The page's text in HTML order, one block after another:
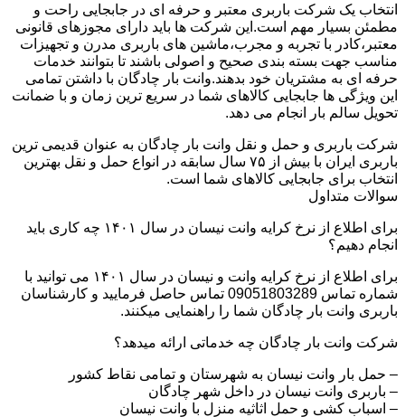
انتخاب یک شرکت باربری معتبر و حرفه ای در جابجایی راحت و
مطمئن بسیار مهم است.این شرکت ها باید دارای مجوزهای قانونی
معتبر،کادر با تجربه و مجرب،ماشین های باربری مدرن و تجهیزات
مناسب جهت بسته بندی صحیح و اصولی باشند تا بتوانند خدمات
حرفه ای به مشتریان خود بدهند.وانت بار چادگان با داشتن تمامی
این ویژگی ها جابجایی کالاهای شما در سریع ترین زمان و با ضمانت
تحویل سالم بار انجام می دهد.
شرکت باربری و حمل و نقل وانت بار چادگان به عنوان قدیمی ترین
باربری ایران با بیش از ۷۵ سال سابقه در انواع حمل و نقل بهترین
انتخاب برای جابجایی کالاهای شما است.
سوالات متداول
برای اطلاع از نرخ کرایه وانت نیسان در سال ۱۴۰۱ چه کاری باید
انجام دهیم؟
برای اطلاع از نرخ کرایه وانت و نیسان در سال ۱۴۰۱ می توانید با
شماره تماس 09051803289 تماس حاصل فرمایید و کارشناسان
باربری وانت بار چادگان شما را راهنمایی میکنند.
شرکت وانت بار چادگان چه خدماتی ارائه میدهد؟
– حمل بار وانت نیسان به شهرستان و تمامی نقاط کشور
– باربری وانت نیسان در داخل شهر چادگان
– اسباب کشی و حمل اثاثیه منزل با وانت نیسان